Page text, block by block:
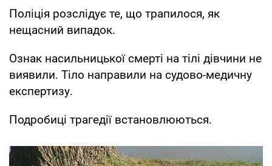
Поліція розслідує те, що трапилося, як
нещасний випадок.
Ознак насильницької смерті на тілі дівчини не
виявили. Тіло направили на судово-медичну
експертизу.
Подробиці трагедії встановлюються.